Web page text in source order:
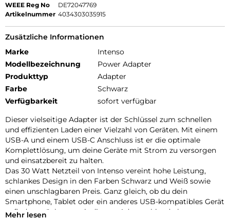
WEEE Reg No
DE72047769
Artikelnummer 4034303035915
Zusätzliche Informationen
Marke
Intenso
Modellbezeichnung
Power Adapter
Produkttyp
Adapter
Farbe
Schwarz
Verfügbarkeit
sofort verfügbar
Dieser vielseitige Adapter ist der Schlüssel zum schnellen
und effizienten Laden einer Vielzahl von Geräten. Mit einem
USB-A und einem USB-C Anschluss ist er die optimale
Komplettlösung, um deine Geräte mit Strom zu versorgen
und einsatzbereit zu halten.
Das 30 Watt Netzteil von Intenso vereint hohe Leistung,
schlankes Design in den Farben Schwarz und Weiß sowie
einen unschlagbaren Preis. Ganz gleich, ob du dein
Smartphone, Tablet oder ein anderes USB-kompatibles Gerät
aufladen möchtest, mit diesem Adapter bist du bestens
Mehr lesen